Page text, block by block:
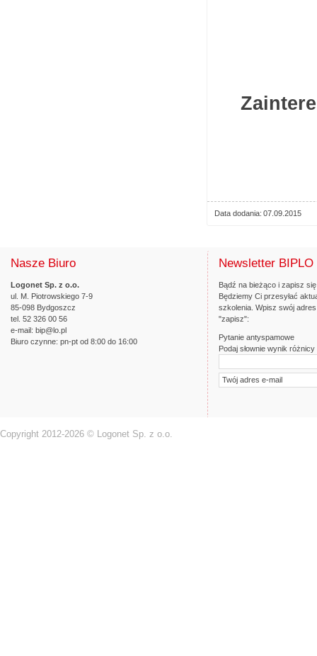
Data dodania 07.09.2015
Nasze Biuro
Logonet Sp. z o.o.
ul. M. Piotrowskiego 7-9
85-098 Bydgoszcz
tel. 52 326 00 56
e-mail: bip@lo.pl
Biuro czynne: pn-pt od 8:00 do 16:00
Newsletter BIPLO
Bądź na bieżąco i zapisz
Będziemy Ci przesyłać
szkolenia. Wpisz swój
"zapisz":
Pytanie antyspamowe
Podaj słownie wynik
Copyright 2012-2026 © Logonet Sp. z o.o.